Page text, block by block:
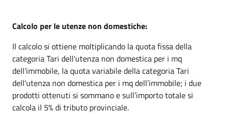
Calcolo per le utenze non domestiche:
Il calcolo si ottiene moltiplicando la quota fissa della
categoria Tari dell'utenza non domestica per i mq
dell’immobile, la quota variabile della categoria Tari
dell'utenza non domestica per i mq dell’immobile; i due
prodotti ottenuti si sommano e sull’importo totale si
calcola il 5% di tributo provinciale.